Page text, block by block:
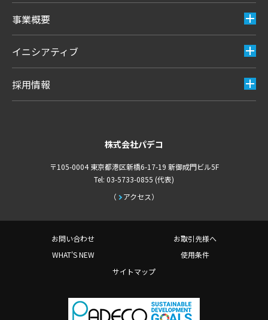
事業概要
イニシアティブ
採用情報
株式会社パデコ
〒105-0004 東京都港区新橋6-17-19 新御成門ビル5F
アクセス
Tel: 03-5733-0855 (代表)
お問い合わせ
お取引先様へ
WHAT'S NEW
使用条件
サイトマップ